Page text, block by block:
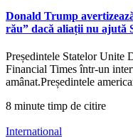
Donald Trump
rău” dacă aliații nu ajută
Președintele Statelor Unite
Financial Times într-un
amânat.Președintele
8 minute timp de citire
International